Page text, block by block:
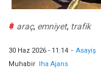
# araç, emniyet, trafik
30 Haz 2026 - 11:14 - Asayiş
Muhabir Iha Ajans